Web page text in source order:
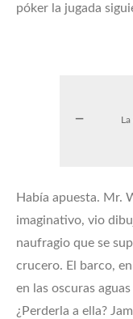
póker la jugada
Había apuesta. Mr.
imaginativo, vio
naufragio que se
crucero. El barco,
en las oscuras
¿Perderla a ella?